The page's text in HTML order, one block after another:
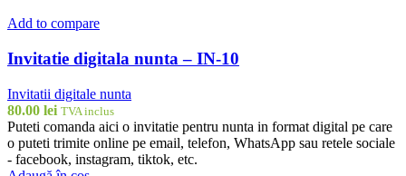
Add to compare
Invitatie digitala nunta – IN-10
Invitatii digitale nunta
80.00 lei TVA inclus
Puteti comanda aici o invitatie pentru nunta in format digital pe care
o puteti trimite online pe email, telefon, WhatsApp sau retele sociale
- facebook, instagram, tiktok, etc.